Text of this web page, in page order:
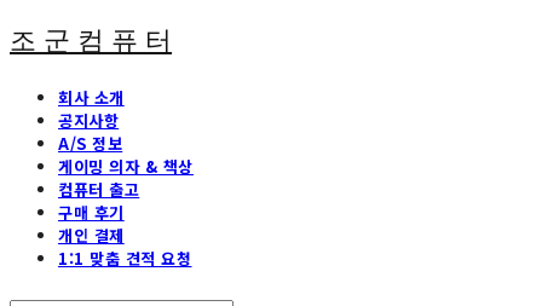
조 군 컴 퓨 터
회사 소개
공지사항
A/S 정보
게이밍 의자 & 책상
컴퓨터 출고
구매 후기
개인 결제
1:1 맞춤 견적 요청